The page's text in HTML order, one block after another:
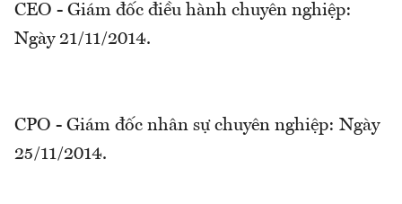
CEO - Giám đốc điều hành chuyên nghiệp:
Ngày 21/11/2014.
CPO - Giám đốc nhân sự chuyên nghiệp: Ngày
25/11/2014.